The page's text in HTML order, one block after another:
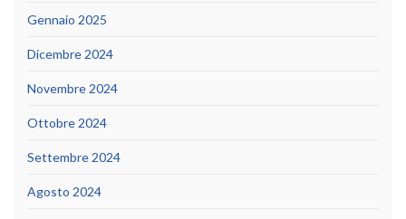
Gennaio 2025
Dicembre 2024
Novembre 2024
Ottobre 2024
Settembre 2024
Agosto 2024